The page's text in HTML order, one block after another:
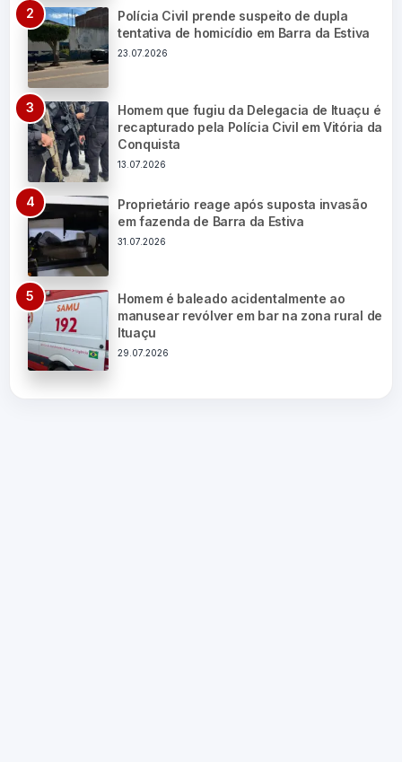
Polícia Civil prende suspeito de dupla
tentativa de homicídio em Barra da Estiva
23.07.2026
Homem que fugiu da Delegacia de Ituaçu é
recapturado pela Polícia Civil em Vitória da
Conquista
13.07.2026
Proprietário reage após suposta invasão
em fazenda de Barra da Estiva
31.07.2026
Homem é baleado acidentalmente ao
manusear revólver em bar na zona rural de
Ituaçu
29.07.2026